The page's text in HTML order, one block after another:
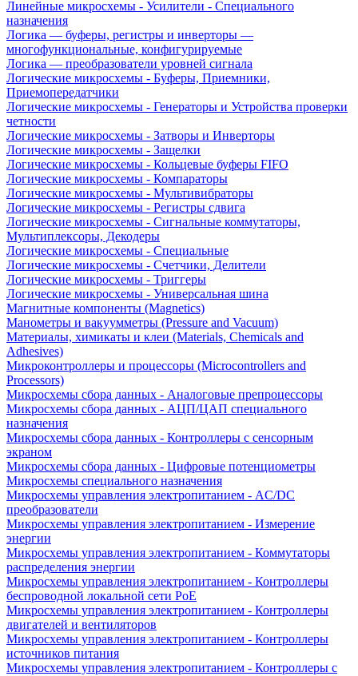
Линейные микросхемы - Усилители - Специального
назначения
Логика — буферы, регистры и инверторы —
многофункциональные, конфигурируемые
Логика — преобразователи уровней сигнала
Логические микросхемы - Буферы, Приемники,
Приемопередатчики
Логические микросхемы - Генераторы и Устройства проверки
четности
Логические микросхемы - Затворы и Инверторы
Логические микросхемы - Защелки
Логические микросхемы - Кольцевые буферы FIFO
Логические микросхемы - Компараторы
Логические микросхемы - Мультивибраторы
Логические микросхемы - Регистры сдвига
Логические микросхемы - Сигнальные коммутаторы,
Мультиплексоры, Декодеры
Логические микросхемы - Специальные
Логические микросхемы - Счетчики, Делители
Логические микросхемы - Триггеры
Логические микросхемы - Универсальная шина
Магнитные компоненты (Magnetics)
Манометры и вакуумметры (Pressure and Vacuum)
Материалы, химикаты и клеи (Materials, Chemicals and
Adhesives)
Микроконтроллеры и процессоры (Microcontrollers and
Processors)
Микросхемы сбора данных - Аналоговые препроцессоры
Микросхемы сбора данных - АЦП/ЦАП специального
назначения
Микросхемы сбора данных - Контроллеры с сенсорным
экраном
Микросхемы сбора данных - Цифровые потенциометры
Микросхемы специального назначения
Микросхемы управления электропитанием - AC/DC
преобразователи
Микросхемы управления электропитанием - Измерение
энергии
Микросхемы управления электропитанием - Коммутаторы
распределения энергии
Микросхемы управления электропитанием - Контроллеры
беспроводной локальной сети PoE
Микросхемы управления электропитанием - Контроллеры
двигателей и вентиляторов
Микросхемы управления электропитанием - Контроллеры
источников питания
Микросхемы управления электропитанием - Контроллеры с